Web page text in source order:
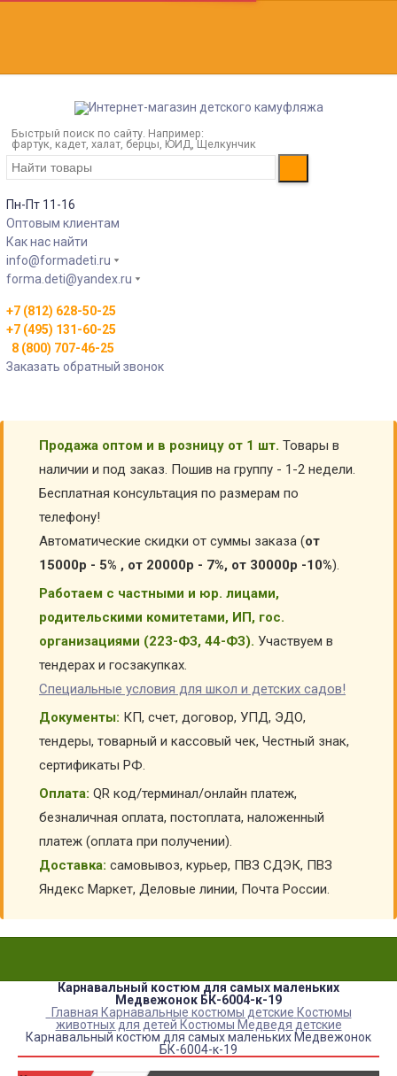
Быстрый поиск по сайту. Например:
фартук, кадет, халат, берцы, ЮИД, Щелкунчик
Пн-Пт 11-16
Оптовым клиентам
Как нас найти
info@formadeti.ru
forma.deti@yandex.ru
+7 (812) 628-50-25
+7 (495) 131-60-25
8 (800) 707-46-25
Заказать обратный звонок
Продажа оптом и в розницу от 1 шт. Товары в
наличии и под заказ. Пошив на группу - 1-2 недели.
Бесплатная консультация по размерам по
телефону!
Автоматические скидки от суммы заказа (от
15000р - 5% , от 20000р - 7%, от 30000р -10%).
Работаем с частными и юр. лицами,
родительскими комитетами, ИП, гос.
организациями (223-ФЗ, 44-ФЗ). Участвуем в
тендерах и госзакупках.
Специальные условия для школ и детских садов!
Документы: КП, счет, договор, УПД, ЭДО,
тендеры, товарный и кассовый чек, Честный знак,
сертификаты РФ.
Оплата: QR код/терминал/онлайн платеж,
безналичная оплата, постоплата, наложенный
платеж (оплата при получении).
Доставка: самовывоз, курьер, ПВЗ СДЭК, ПВЗ
Яндекс Маркет, Деловые линии, Почта России.
Карнавальный костюм для самых маленьких
Медвежонок БК-6004-к-19
Главная Карнавальные костюмы детские Костюмы
животных для детей Костюмы Медведя детские
Карнавальный костюм для самых маленьких Медвежонок
БК-6004-к-19